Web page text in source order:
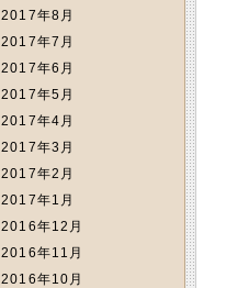
2017年8月
2017年7月
2017年6月
2017年5月
2017年4月
2017年3月
2017年2月
2017年1月
2016年12月
2016年11月
2016年10月